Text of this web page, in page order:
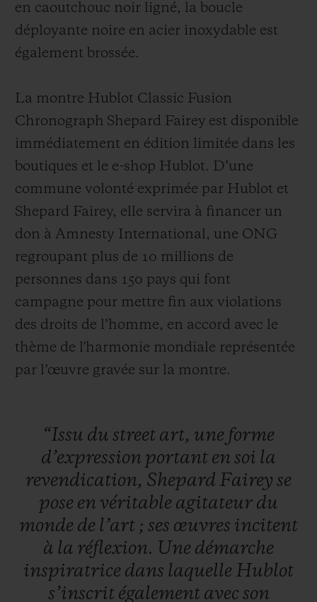
en caoutchouc noir ligné, la boucle
déployante noire en acier inoxydable est
également brossée.
La montre Hublot Classic Fusion
Chronograph Shepard Fairey est disponible
immédiatement en édition limitée dans les
boutiques et le e-shop Hublot. D’une
commune volonté exprimée par Hublot et
Shepard Fairey, elle servira à financer un
don à Amnesty International, une ONG
regroupant plus de 10 millions de
personnes dans 150 pays qui font
campagne pour mettre fin aux violations
des droits de l’homme, en accord avec le
thème de l'harmonie mondiale représentée
par l’œuvre gravée sur la montre.
“Issu du street art, une forme
d’expression portant en soi la
revendication, Shepard Fairey se
pose en véritable agitateur du
monde de l’art ; ses œuvres incitent
à la réflexion. Une démarche
inspiratrice dans laquelle Hublot
s’inscrit également avec son